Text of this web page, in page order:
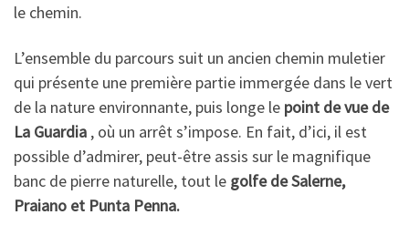
le chemin.
L’ensemble du parcours suit un ancien chemin muletier
qui présente une première partie immergée dans le vert
de la nature environnante, puis longe le point de vue de
La Guardia , où un arrêt s’impose. En fait, d’ici, il est
possible d’admirer, peut-être assis sur le magnifique
banc de pierre naturelle, tout le golfe de Salerne,
Praiano et Punta Penna.